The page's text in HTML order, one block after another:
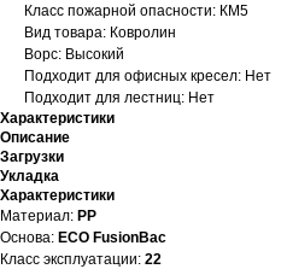
Класс пожарной опасности: КМ5
Вид товара: Ковролин
Ворс: Высокий
Подходит для офисных кресел: Нет
Подходит для лестниц: Нет
Характеристики
Описание
Загрузки
Укладка
Характеристики
Материал: PP
Основа: ECO FusionBac
Класс эксплуатации: 22